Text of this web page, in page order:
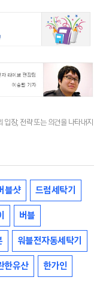
입장, 전략 또는 의견을 나타내지
블샷 드럼세탁기
버블
워블전자동세탁기
한유산 한가인